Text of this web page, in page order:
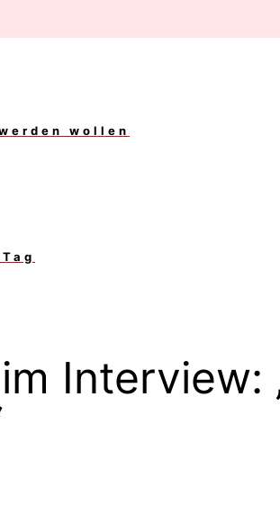
wollen
Interview: